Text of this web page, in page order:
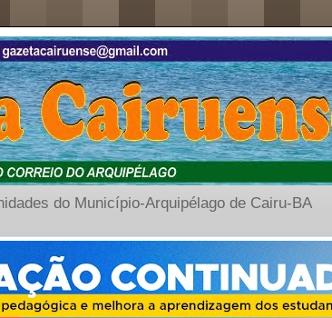
do Município-Arquipélago de Cairu-BA